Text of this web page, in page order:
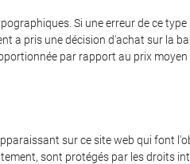
Si une erreur de ce
a pris une décision d'achat sur la
par rapport au prix moyen
sur ce site web qui font
sont protégés par les droits